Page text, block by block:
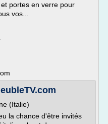
portes en verre pour
vos...
(Italie)
la chance d'être invités